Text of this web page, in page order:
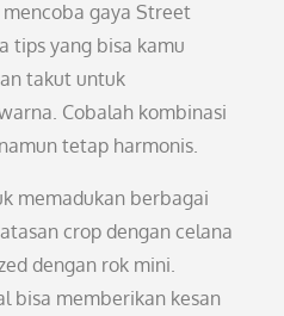
gaya Street
tips yang bisa kamu
takut untuk
Cobalah kombinasi
tetap harmonis.
memadukan berbagai
crop dengan celana
dengan rok mini.
bisa memberikan kesan